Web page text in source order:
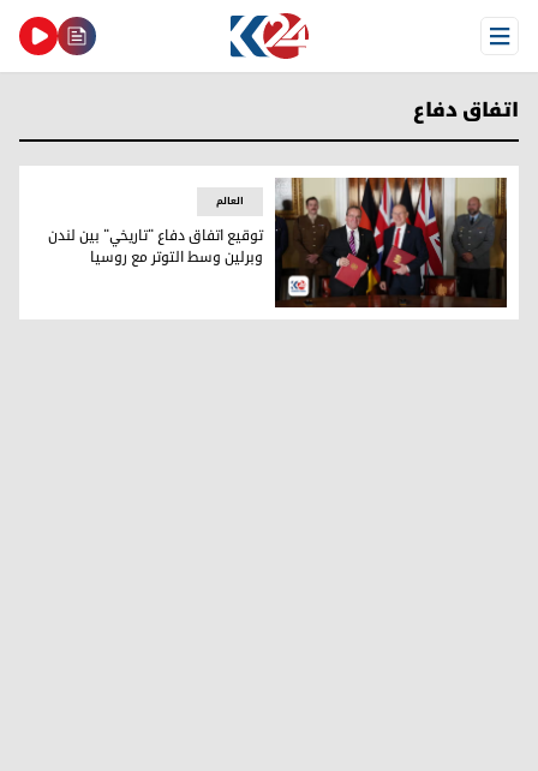
Open Menu
اتفاق دفاع
وزير الدفاع البريطاني جون هيلي ووزير الدفاع الألماني بوريس
العالم
توقيع اتفاق دفاع "تاريخي" بين لندن
وبرلين وسط التوتر مع روسيا